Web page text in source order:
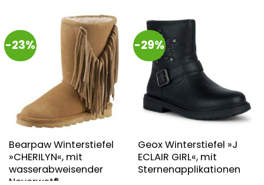
-23%
Bearpaw Winterstiefel
»CHERILYN«, mit
wasserabweisender
Neverwet®
-29%
Geox Winterstiefel »J
ECLAIR GIRL«, mit
Sternenapplikationen